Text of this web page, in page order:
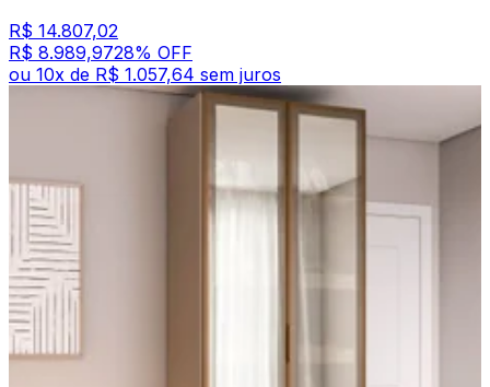
R$ 14.807,02
R$ 8.989,9728% OFF
ou 10x de R$ 1.057,64 sem juros